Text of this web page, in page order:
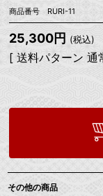
商品番号 RURI-11
25,300円 (税込)
[ 送料パターン 通
その他の商品